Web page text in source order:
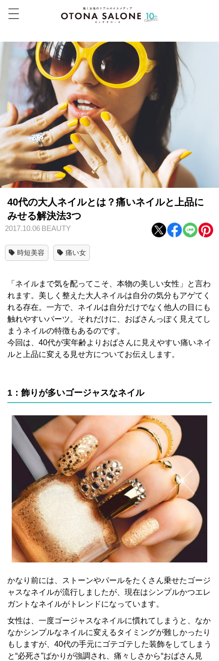
40代の大人ネイルとは？痛いネイルと上品に
みせる解決法3つ
2017.10.06 BEAUTY
時短美容 痛い女
「ネイルまで気を配ってこそ、本物の美しい女性」と言わ
れます。美しく整えた大人ネイルは自分の気分もアゲてく
れる存在。一方で、ネイルは自分だけでなく他人の目にも
触れやすいパーツ。それだけに、おばさんっぽく見えてし
まうネイルの特徴もあるのです。
今回は、40代が実年齢よりおばさんに見えやすい痛いネイ
ルと上品に変える見せ方についてお伝えします。
1：飾りが多いゴージャスなネイル
かなり前には、ストーンやパールをたくさん乗せたゴージ
ャスなネイルが流行しましたが、現在はシンプルかつエレ
ガントなネイルがトレンドになっています。
女性は、一度ゴージャスなネイルに慣れてしまうと、なか
なかシンプルなネイルに変えるタイミングが難しかったり
もしますが、40代の手元にゴテゴテした装飾をしてしまう
と“必死さ”ばかりが強調され、痛々しさから“おばさん見